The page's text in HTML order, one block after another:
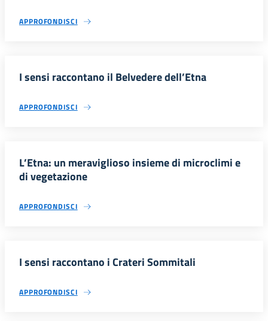
APPROFONDISCI
I sensi raccontano il Belvedere dell’Etna
APPROFONDISCI
L’Etna: un meraviglioso insieme di microclimi e
di vegetazione
APPROFONDISCI
I sensi raccontano i Crateri Sommitali
APPROFONDISCI